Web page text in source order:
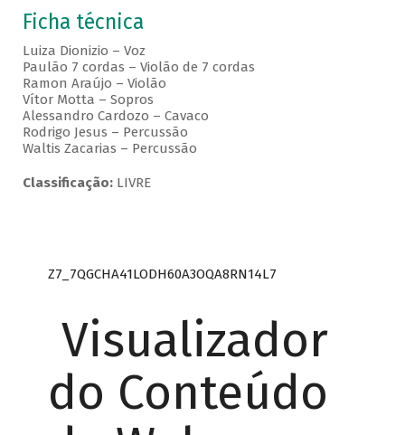
Ficha técnica
Luiza Dionizio – Voz
Paulão 7 cordas – Violão de 7 cordas
Ramon Araújo – Violão
Vítor Motta – Sopros
Alessandro Cardozo – Cavaco
Rodrigo Jesus – Percussão
Waltis Zacarias – Percussão
Classificação:LIVRE
Z7_7QGCHA41LODH60A3OQA8RN14L7
Visualizador
do Conteúdo